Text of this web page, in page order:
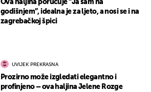
Ova haljina poručuje “Ja sam na
godišnjem”, idealna je za ljeto, a nosi se i na
zagrebačkoj špici
UVIJEK PREKRASNA
Prozirno može izgledati elegantno i
profinjeno – ova haljina Jelene Rozge